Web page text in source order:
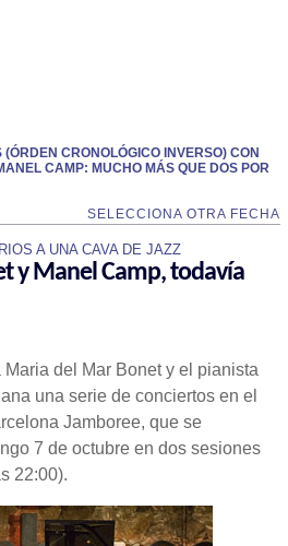
CRONOLÓGICO INVERSO) CON
CAMP: MUCHO MÁS QUE DOS POR
SELECCIONA OTRA FECHA
A UNA CAVA DE JAZZ
y Manel Camp, todavía
del Mar Bonet y el pianista
una serie de conciertos en el
Jamboree, que se
7 de octubre en dos sesiones
22:00).